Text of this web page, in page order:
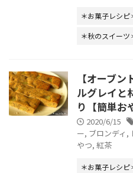
＊お菓子レシピ
＊秋のスイーツ
【オーブ
ルグレイと
り【簡単お
2020/6/15
ー, ブロンディ ,
やつ, 紅茶
＊お菓子レシピ